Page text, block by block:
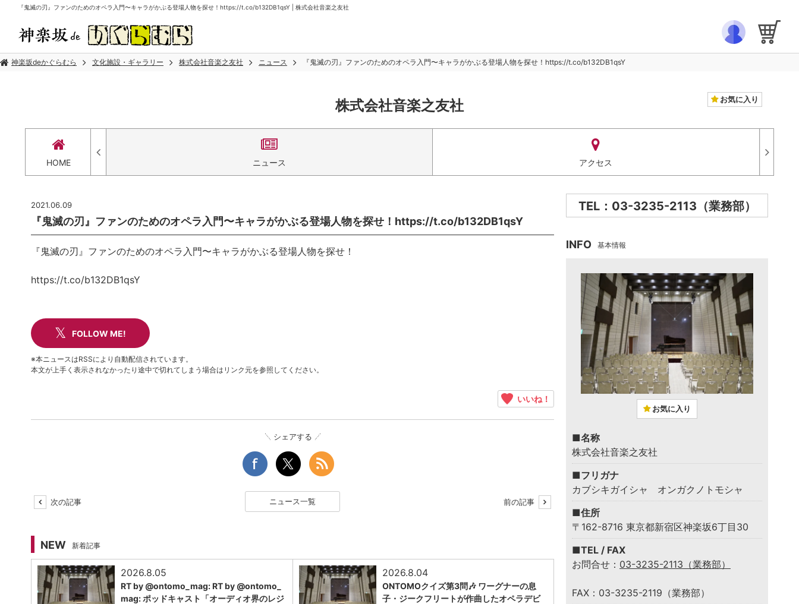
『鬼滅の刃』ファンのためのオペラ入門〜キャラがかぶる登場人物を探せ！https://t.co/b132DB1qsY | 株式会社音楽之友社
神楽坂deかぐらむら 文化施設・ギャラリー 株式会社音楽之友社 ニュース 『鬼滅の刃』ファンのためのオペラ入門〜キャラがかぶる登場人物を探せ！https://t.co/b132DB1qsY
株式会社音楽之友社 お気に入り
HOME ニュース アクセス
2021.06.09
『鬼滅の刃』ファンのためのオペラ入門〜キャラがかぶる登場人物を探せ！https://t.co/b132DB1qsY
『鬼滅の刃』ファンのためのオペラ入門〜キャラがかぶる登場人物を探せ！
https://t.co/b132DB1qsY
FOLLOW ME!
※本ニュースはRSSにより自動配信されています。
本文が上手く表示されなかったり途中で切れてしまう場合はリンク元を参照してください。
いいね！
シェアする
次の記事 ニュース一覧 前の記事
NEW 新着記事
2026.8.05
RT by @ontomo_mag: RT by @ontomo_
mag: ポッドキャスト「オーディオ界のレジ
2026.8.04
ONTOMOクイズ第3問🎶 ワーグナーの息
子・ジークフリートが作曲したオペラデビ
TEL：03-3235-2113（業務部）
INFO 基本情報
お気に入り
■名称
株式会社音楽之友社
■フリガナ
カブシキガイシャ オンガクノトモシャ
■住所
〒162-8716 東京都新宿区神楽坂6丁目30
■TEL / FAX
お問合せ： 03-3235-2113（業務部）
FAX：03-3235-2119（業務部）